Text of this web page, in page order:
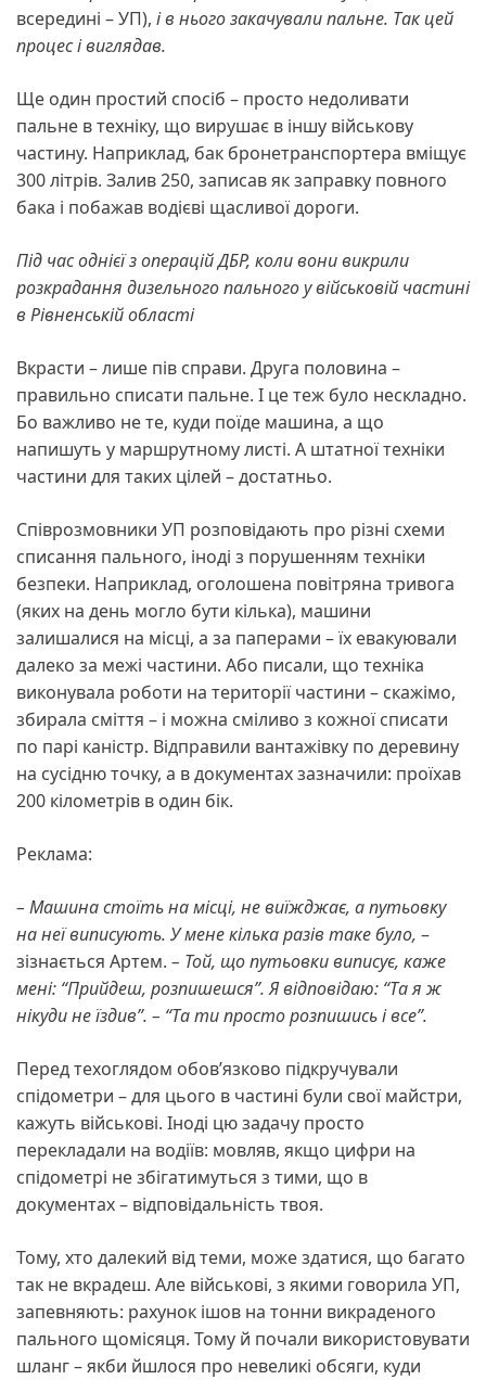
всередині – УП), і в нього закачували пальне. Так цей
процес і виглядав.
Ще один простий спосіб – просто недоливати
пальне в техніку, що вирушає в іншу військову
частину. Наприклад, бак бронетранспортера вміщує
300 літрів. Залив 250, записав як заправку повного
бака і побажав водієві щасливої дороги.
Під час однієї з операцій ДБР, коли вони викрили
розкрадання дизельного пального у військовій частині
в Рівненській області
Вкрасти – лише пів справи. Друга половина –
правильно списати пальне. І це теж було нескладно.
Бо важливо не те, куди поїде машина, а що
напишуть у маршрутному листі. А штатної техніки
частини для таких цілей – достатньо.
Співрозмовники УП розповідають про різні схеми
списання пального, іноді з порушенням техніки
безпеки. Наприклад, оголошена повітряна тривога
(яких на день могло бути кілька), машини
залишалися на місці, а за паперами – їх евакуювали
далеко за межі частини. Або писали, що техніка
виконувала роботи на території частини – скажімо,
збирала сміття – і можна сміливо з кожної списати
по парі каністр. Відправили вантажівку по деревину
на сусідню точку, а в документах зазначили: проїхав
200 кілометрів в один бік.
Реклама:
– Машина стоїть на місці, не виїжджає, а путьовку
на неї виписують. У мене кілька разівтаке було, –
зізнається Артем. – Той, що путьовки виписує, каже
мені: “Прийдеш, розпишешся”. Я відповідаю: “Та я ж
нікуди не їздив”. – “Та ти просто розпишись і все”.
Перед техоглядом обов’язково підкручували
спідометри – для цього в частині були свої майстри,
кажуть військові. Іноді цю задачу просто
перекладали на водіїв: мовляв, якщо цифри на
спідометрі не збігатимуться з тими, що в
документах – відповідальність твоя.
Тому, хто далекий від теми, може здатися, що багато
так не вкрадеш. Але військові, з якими говорила УП,
запевняють: рахунок ішов на тонни викраденого
пального щомісяця. Тому й почали використовувати
шланг – якби йшлося про невеликі обсяги, куди